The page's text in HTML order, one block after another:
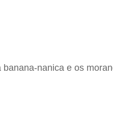
nanica e os